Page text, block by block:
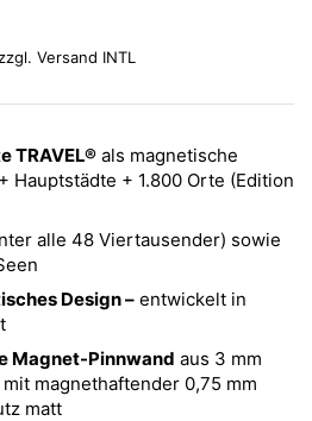
Versand INTL
TRAVEL® als magnetische
Hauptstädte + 1.800 Orte (Edition
alle 48 Viertausender) sowie
Design – entwickelt in
Magnet-Pinnwand aus 3 mm
magnethaftender 0,75 mm
matt